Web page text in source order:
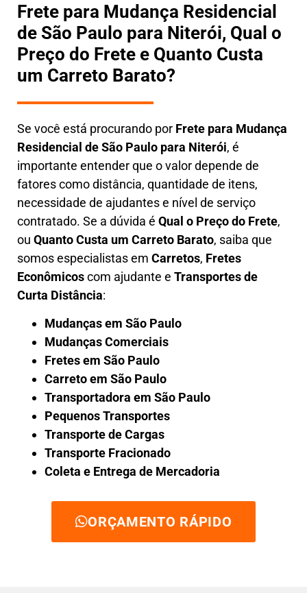
Frete para Mudança Residencial
de São Paulo para Niterói, Qual o
Preço do Frete e Quanto Custa
um Carreto Barato?
Se você está procurando por Frete para Mudança
Residencial de São Paulo para Niterói, é
importante entender que o valor depende de
fatores como distância, quantidade de itens,
necessidade de ajudantes e nível de serviço
contratado. Se a dúvida é Qual o Preço do Frete,
ou Quanto Custa um Carreto Barato, saiba que
somos especialistas em Carretos, Fretes
Econômicoscom ajudante e Transportes de
Curta Distância:
Mudanças em São Paulo
Mudanças Comerciais
Fretes em São Paulo
Carreto em São Paulo
Transportadora em São Paulo
Pequenos Transportes
Transporte de Cargas
Transporte Fracionado
Coleta e Entrega de Mercadoria
ORÇAMENTO RÁPIDO